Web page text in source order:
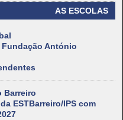
AS ESCOLAS
António
Barreiro
ESTBarreiro/IPS com